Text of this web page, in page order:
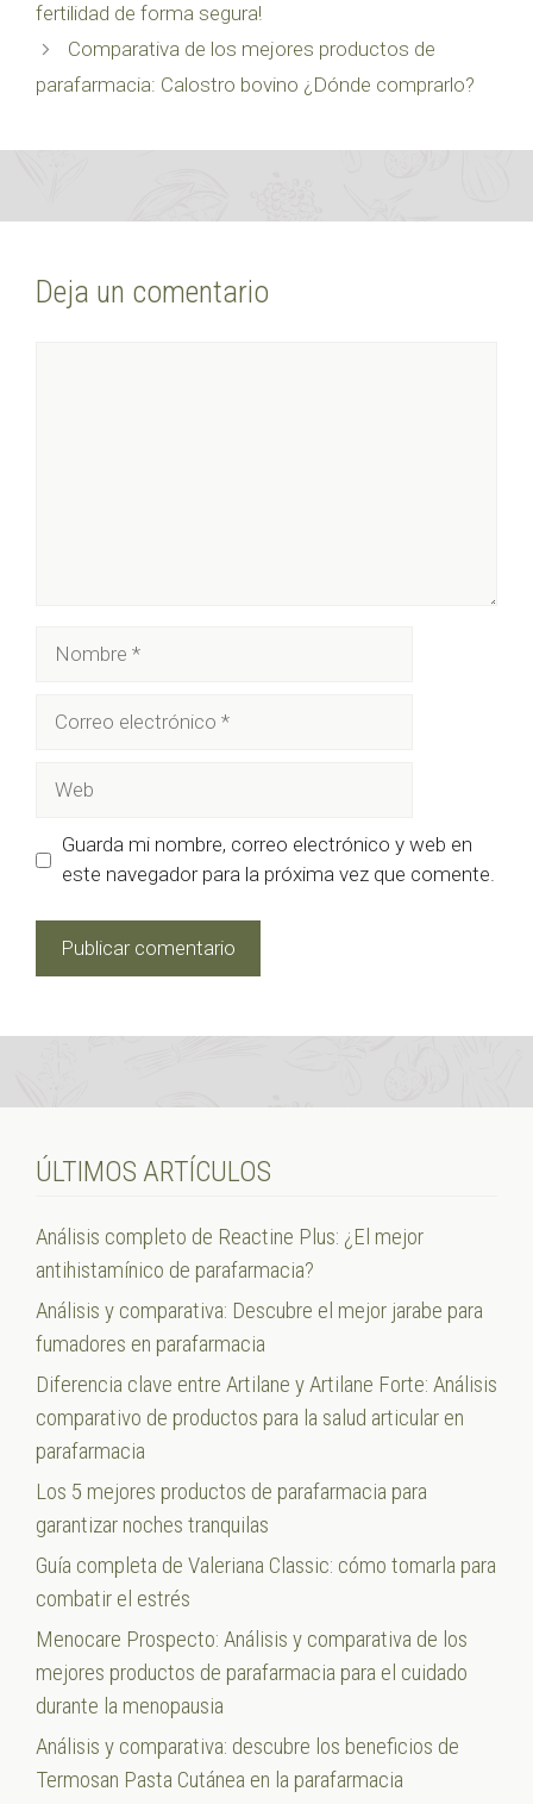
fertilidad de forma segura!
Comparativa de los mejores productos de
parafarmacia: Calostro bovino ¿Dónde comprarlo?
Deja un comentario
Guarda mi nombre, correo electrónico y web en
este navegador para la próxima vez que comente.
ÚLTIMOS ARTÍCULOS
Análisis completo de Reactine Plus: ¿El mejor
antihistamínico de parafarmacia?
Análisis y comparativa: Descubre el mejor jarabe para
fumadores en parafarmacia
Diferencia clave entre Artilane y Artilane Forte: Análisis
comparativo de productos para la salud articular en
parafarmacia
Los 5 mejores productos de parafarmacia para
garantizar noches tranquilas
Guía completa de Valeriana Classic: cómo tomarla para
combatir el estrés
Menocare Prospecto: Análisis y comparativa de los
mejores productos de parafarmacia para el cuidado
durante la menopausia
Análisis y comparativa: descubre los beneficios de
Termosan Pasta Cutánea en la parafarmacia